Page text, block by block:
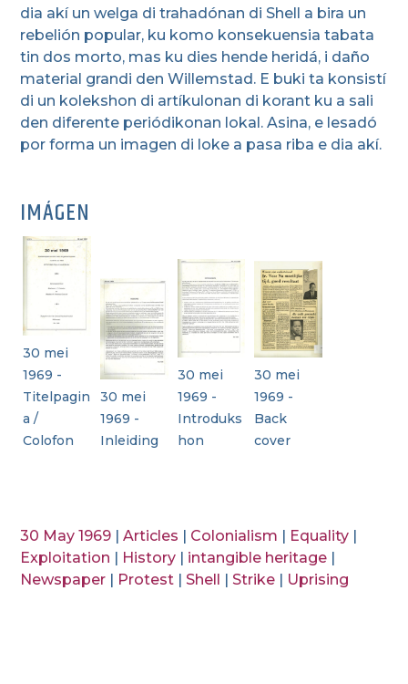
dia akí un welga di trahadónan di Shell a bira un
rebelión popular, ku komo konsekuensia tabata
tin dos morto, mas ku dies hende heridá, i daño
material grandi den Willemstad. E buki ta konsistí
di un kolekshon di artíkulonan di korant ku a sali
den diferente periódikonan lokal. Asina, e lesadó
por forma un imagen di loke a pasa riba e dia akí.
IMÁGEN
30 mei
1969 -
Titelpagin
a /
Colofon
30 mei
1969 -
Inleiding
30 mei
1969 -
Introduks
hon
30 mei
1969 -
Back
cover
30 May 1969 |Articles Colonialism Equality
Exploitation
History intangible heritage
Newspaper
Protest Shell Strike Uprising